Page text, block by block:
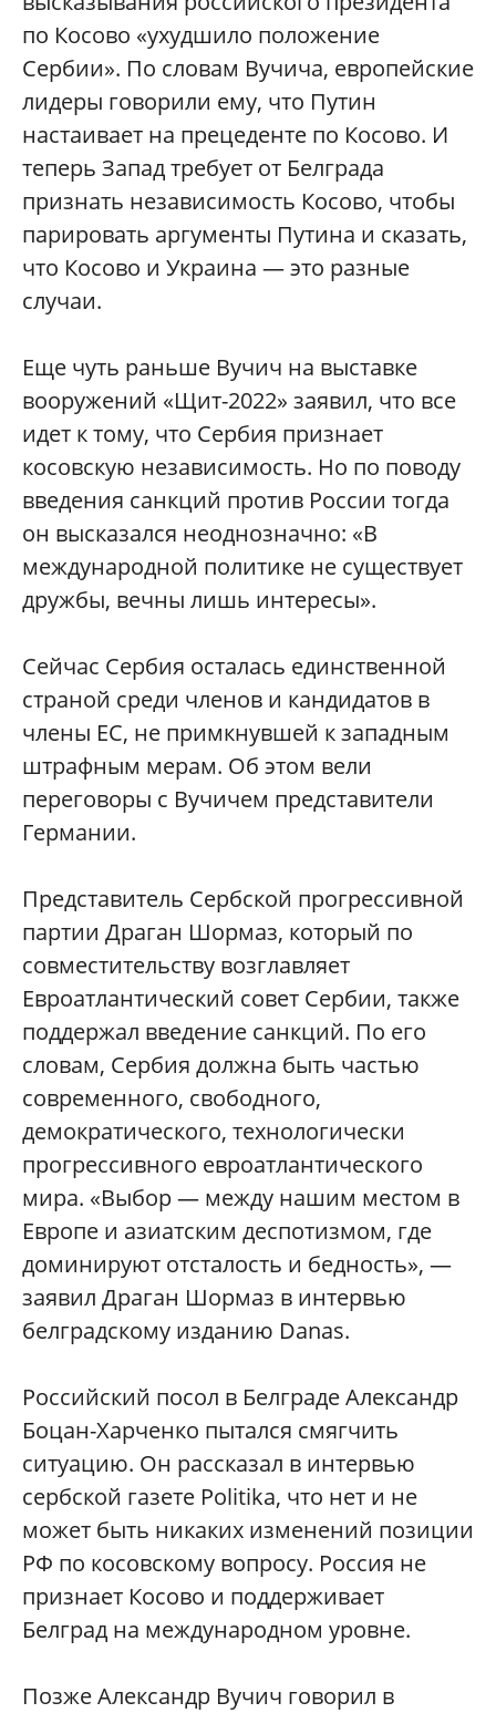
по Косово «ухудшило положение
Сербии». По словам Вучича, европейские
лидеры говорили ему, что Путин
настаивает на прецеденте по Косово. И
теперь Запад требует от Белграда
признать независимость Косово, чтобы
парировать аргументы Путина и сказать,
что Косово и Украина — это разные
случаи.
Еще чуть раньше Вучич на выставке
вооружений «Щит-2022» заявил, что все
идет к тому, что Сербия признает
косовскую независимость. Но по поводу
введения санкций против России тогда
он высказался неоднозначно: «В
международной политике не существует
дружбы, вечны лишь интересы».
Сейчас Сербия осталась единственной
страной среди членов и кандидатов в
члены ЕС, не примкнувшей к западным
штрафным мерам. Об этом вели
переговоры с Вучичем представители
Германии.
Представитель Сербской прогрессивной
партии Драган Шормаз, который по
совместительству возглавляет
Евроатлантический совет Сербии, также
поддержал введение санкций. По его
словам, Сербия должна быть частью
современного, свободного,
демократического, технологически
прогрессивного евроатлантического
мира. «Выбор — между нашим местом в
Европе и азиатским деспотизмом, где
доминируют отсталость и бедность», —
заявил Драган Шормаз в интервью
белградскому изданию Danas.
Российский посол в Белграде Александр
Боцан-Харченко пытался смягчить
ситуацию. Он рассказал в интервью
сербской газете Politika, что нет и не
может быть никаких изменений позиции
РФ по косовскому вопросу. Россия не
признает Косово и поддерживает
Белград на международном уровне.
Позже Александр Вучич говорил в